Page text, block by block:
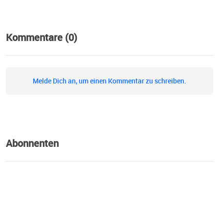
Kommentare (0)
Melde Dich an, um einen Kommentar zu schreiben.
Abonnenten